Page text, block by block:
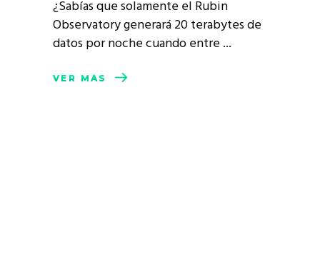
¿Sabías que solamente el Rubin
Observatory generará 20 terabytes de
datos por noche cuando entre
VER MÁS